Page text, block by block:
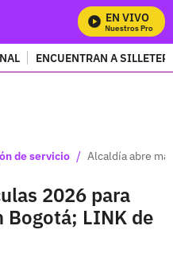
EN VIVO
Mira Todos Nuestros
ENCUENTRAN A
de servicio / Alcaldía abre
2026 para
Bogotá; LINK de